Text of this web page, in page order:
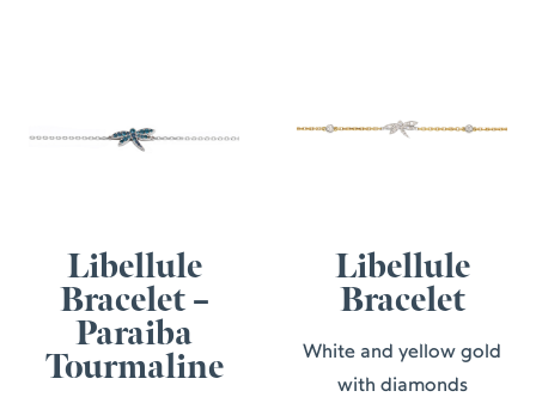
Libellule
Bracelet –
Paraiba
Tourmaline
Libellule
Bracelet
White and yellow gold
with diamonds